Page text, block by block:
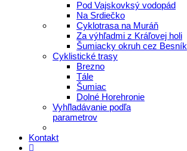
Pod Vajskovksý vodopád
Na Srdiečko
Cyklotrasa na Muráň
Za výhľadmi z Kráľovej holi
Šumiacky okruh cez Besník
Cyklistické trasy
Brezno
Tále
Šumiac
Dolné Horehronie
Vyhľladávanie podľa
parametrov
Kontakt